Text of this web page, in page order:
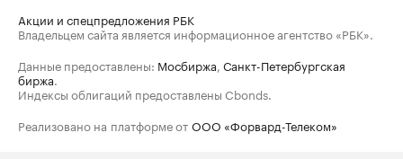
Акции и спецпредложения РБК
Владельцем сайта является информационное агентство «РБК».
Данные предоставлены: Мосбиржа, Санкт-Петербургская
биржа.
Индексы облигаций предоставлены Cbonds.
Реализовано на платформе от ООО «Форвард-Телеком»